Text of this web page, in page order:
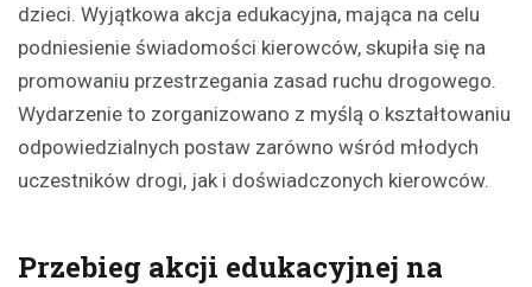
dzieci. Wyjątkowa akcja edukacyjna, mająca na celu
podniesienie świadomości kierowców, skupiła się na
promowaniu przestrzegania zasad ruchu drogowego.
Wydarzenie to zorganizowano z myślą o kształtowaniu
odpowiedzialnych postaw zarówno wśród młodych
uczestników drogi, jak i doświadczonych kierowców.
Przebieg akcji edukacyjnej na